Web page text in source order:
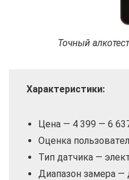
Точный
Характеристики:
Цена — 4 399 — 6
Оценка
Тип датчика —
Диапазон замера —